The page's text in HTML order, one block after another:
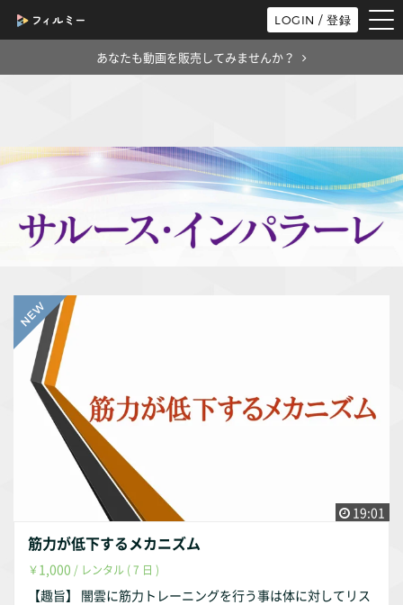
LOGIN / 登録
あなたも動画を販売してみませんか？
19:01
筋力が低下するメカニズム
￥1,000 / レンタル ( 7 日 )
【趣旨】 闇雲に筋力トレーニングを行う事は体に対してリス